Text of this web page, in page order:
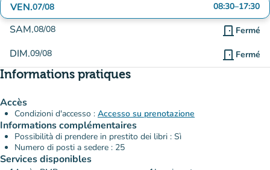
VEN.07/08 08:30–17:30
SAM.08/08 door_front Fermé
DIM.09/08 door_front Fermé
Informations pratiques
Accès
Condizioni d'accesso : Accesso su prenotazione
Informations complémentaires
Possibilità di prendere in prestito dei libri : Sì
Numero di posti a sedere : 25
Services disponibles